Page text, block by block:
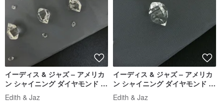
イーディス & ジャズ – アメリカ
ン シャイニング ダイヤモンド ラ
フ G24
Edith & Jaz
イーディス & ジャズ – アメリカ
ン シャイニング ダイヤモンド ラ
フ G20
Edith & Jaz